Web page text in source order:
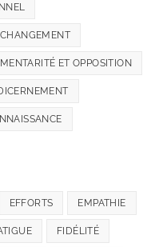
CHANGEMENT
ET OPPOSITION
EFFORTS EMPATHIE
FIDÉLITÉ